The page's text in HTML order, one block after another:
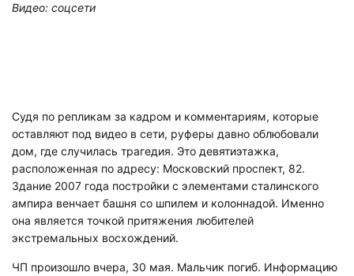
Видео: соцсети
Судя по репликам за кадром и комментариям, которые
оставляют под видео в сети, руферы давно облюбовали
дом, где случилась трагедия. Это девятиэтажка,
расположенная по адресу: Московский проспект, 82.
Здание 2007 года постройки с элементами сталинского
ампира венчает башня со шпилем и колоннадой. Именно
она является точкой притяжения любителей
экстремальных восхождений.
ЧП произошло вчера, 30 мая. Мальчик погиб. Информацию